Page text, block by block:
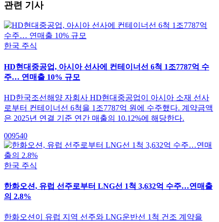
관련 기사
한국 주식
HD현대중공업, 아시아 선사에 컨테이너선 6척 1조7787억 수
주… 연매출 10% 규모
HD한국조선해양 자회사 HD현대중공업이 아시아 소재 선사
로부터 컨테이너선 6척을 1조7787억 원에 수주했다. 계약금액
은 2025년 연결 기준 연간 매출의 10.12%에 해당한다.
009540
한국 주식
한화오션, 유럽 선주로부터 LNG선 1척 3,632억 수주…연매출
의 2.8%
한화오션이 유럽 지역 선주와 LNG운반선 1척 건조 계약을